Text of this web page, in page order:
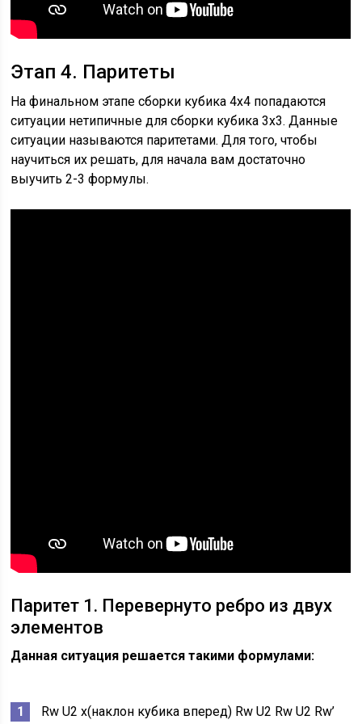
Этап 4. Паритеты
На финальном этапе сборки кубика 4х4 попадаются
ситуации нетипичные для сборки кубика 3х3. Данные
ситуации называются паритетами. Для того, чтобы
научиться их решать, для начала вам достаточно
выучить 2-3 формулы.
Паритет 1. Перевернуто ребро из двух
элементов
Данная ситуация решается такими формулами:
Rw U2 x(наклон кубика вперед) Rw U2 Rw U2 Rw’